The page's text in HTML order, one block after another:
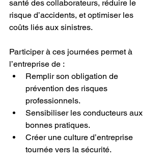
santé des collaborateurs, réduire le
risque d’accidents, et optimiser les
coûts liés aux sinistres.
Participer à ces journées permet à
l’entreprise de :
Remplir son obligation de
prévention des risques
professionnels.
Sensibiliser les conducteurs aux
bonnes pratiques.
Créer une culture d’entreprise
tournée vers la sécurité.